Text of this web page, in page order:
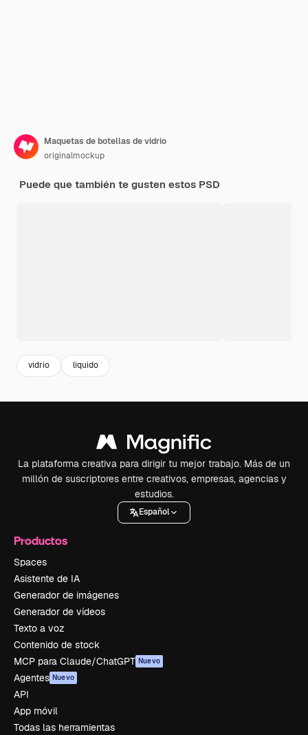
Maquetas de botellas de vidrio
originalmockup
Puede que también te gusten estos PSD
vidrio liquido
La plataforma creativa para dirigir tu mejor trabajo. Más de un
millón de suscriptores entre creativos, empresas, agencias y
estudios.
Español
Productos
Spaces
Asistente de IA
Generador de imágenes
Generador de vídeos
Texto a voz
Contenido de stock
MCP para Claude/ChatGPT Nuevo
Agentes Nuevo
API
App móvil
Todas las herramientas